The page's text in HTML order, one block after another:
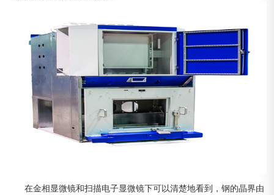
在金相显微镜和扫描电子显微镜下可以清楚地看到，钢的晶界由